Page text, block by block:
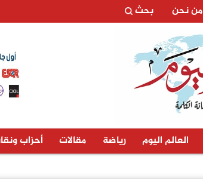
من نحن بحث
العالم اليوم رياضة مقالات أحزاب